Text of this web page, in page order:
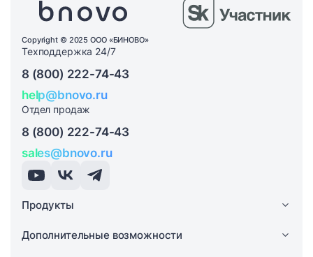
Copyright © 2025 ООО «БИНОВО»
Техподдержка 24/7
8 (800) 222-74-43
help@bnovo.ru
Отдел продаж
8 (800) 222-74-43
sales@bnovo.ru
Продукты
Дополнительные возможности